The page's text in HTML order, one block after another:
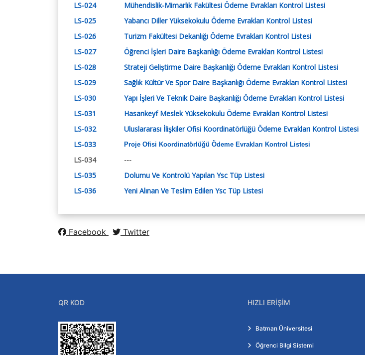
LS-024
Mühendislik-Mimarlık Fakültesi Ödeme Evrakları Kontrol Listesi
LS-025
Yabancı Diller Yüksekokulu Ödeme Evrakları Kontrol Listesi
LS-026
Turizm Fakültesi Dekanlığı Ödeme Evrakları Kontrol Listesi
LS-027
Öğrenci İşleri Daire Başkanlığı Ödeme Evrakları Kontrol Listesi
LS-028
Strateji Geliştirme Daire Başkanlığı Ödeme Evrakları Kontrol Listesi
LS-029
Sağlık Kültür Ve Spor Daire Başkanlığı Ödeme Evrakları Kontrol Listesi
LS-030
Yapı İşleri Ve Teknik Daire Başkanlığı Ödeme Evrakları Kontrol Listesi
LS-031
Hasankeyf Meslek Yüksekokulu Ödeme Evrakları Kontrol Listesi
LS-032
Uluslararası İlişkiler Ofisi Koordinatörlüğü Ödeme Evrakları Kontrol Listesi
LS-033
Proje Ofisi Koordinatörlüğü Ödeme Evrakları Kontrol Listesi
LS-034
---
LS-035
Dolumu Ve Kontrolü Yapılan Ysc Tüp Listesi
LS-036
Yeni Alınan Ve Teslim Edilen Ysc Tüp Listesi
Facebook Twitter
QR KOD HIZLI ERIŞIM
Batman Üniversitesi
Öğrenci Bilgi Sistemi